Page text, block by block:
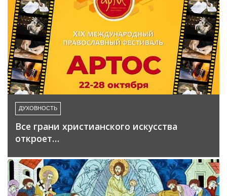
ДУХОВНОСТЬ
Все грани христианского искусства
откроет…